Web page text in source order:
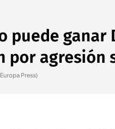
puede
por agresión
Press)